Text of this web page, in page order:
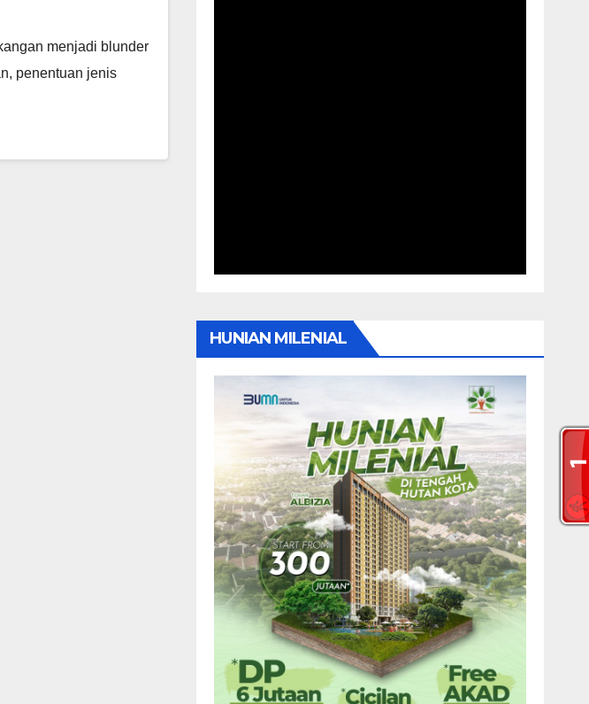
menjadi blunder
penentuan jenis
HUNIAN MILENIAL